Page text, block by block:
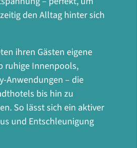
den Alltag hinter sich
ihren Gästen eigene
ruhige Innenpools,
Anwendungen – die
bis hin zu
So lässt sich ein aktiver
und Entschleunigung